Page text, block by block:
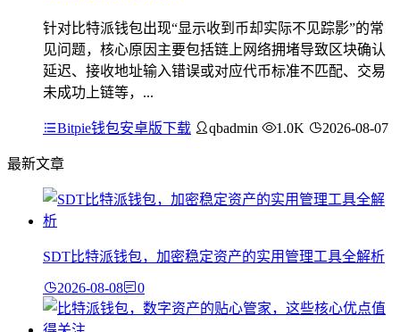
针对比特派钱包出现“显示收到币却实际不见踪影”的常
见问题，核心原因主要包括链上网络拥堵导致区块确认
延迟、接收地址输入错误或对应代币标准不匹配、交易
未成功上链等，...
Bitpie钱包安卓版下载 qbadmin 1.0K 2026-08-07
最新文章
SDT比特派钱包，加密稳定资产的实用管理工具全解析
2026-08-08 0